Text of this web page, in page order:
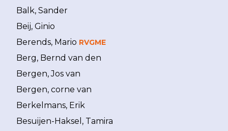
Balk, Sander
Beij, Ginio
Berends, Mario RVGME
Berg, Bernd van den
Bergen, Jos van
Bergen, corne van
Berkelmans, Erik
Besuijen-Haksel, Tamira